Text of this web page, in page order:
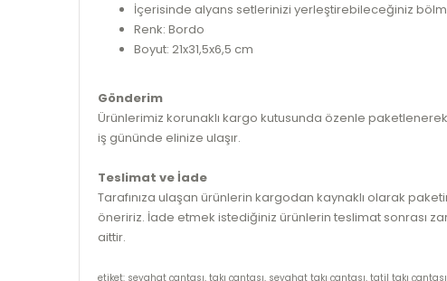
İçerisinde alyans setlerinizi yerleştirebileceğiniz
Renk: Bordo
Boyut: 21x31,5x6,5 cm
Gönderim
Ürünlerimiz korunaklı kargo kutusunda özenle
iş gününde elinize ulaşır.
Teslimat ve İade
Tarafınıza ulaşan ürünlerin kargodan kaynaklı olarak
öneririz. İade etmek istediğiniz ürünlerin teslimat sonrası
aittir.
etiket: seyahat çantası, takı çantası, seyahat takı çantası, tatil takı